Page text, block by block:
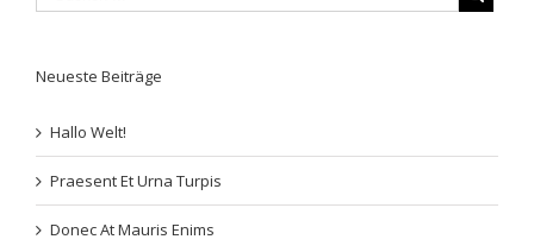
Neueste Beiträge
Hallo Welt!
Praesent Et Urna Turpis
Donec At Mauris Enims